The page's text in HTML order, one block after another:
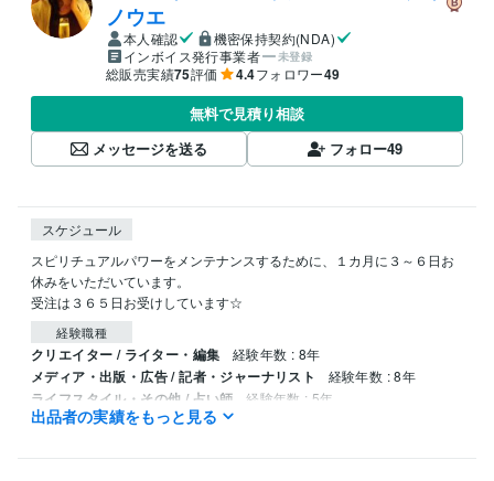
ノウエ
本人確認
機密保持契約(NDA)
インボイス発行事業者
未登録
総販売実績75評価 4.4フォロワー49
無料で見積り相談
メッセージを送る
フォロー49
スケジュール
スピリチュアルパワーをメンテナンスするために、１カ月に３～６日お
休みをいただいています。
受注は３６５日お受けしています☆
経験職種
クリエイター / ライター・編集 経験年数 : 8年
メディア・出版・広告 / 記者・ジャーナリスト 経験年数 : 8年
ライフスタイル・その他 / 占い師 経験年数 : 5年
ライフスタイル・その他 / 講師・インストラクター
出品者の実績をもっと見る